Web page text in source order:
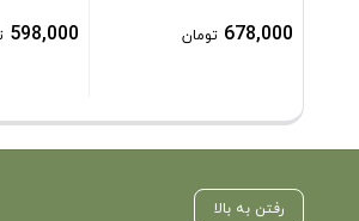
678,000 تومان 598,000
رفتن به بالا